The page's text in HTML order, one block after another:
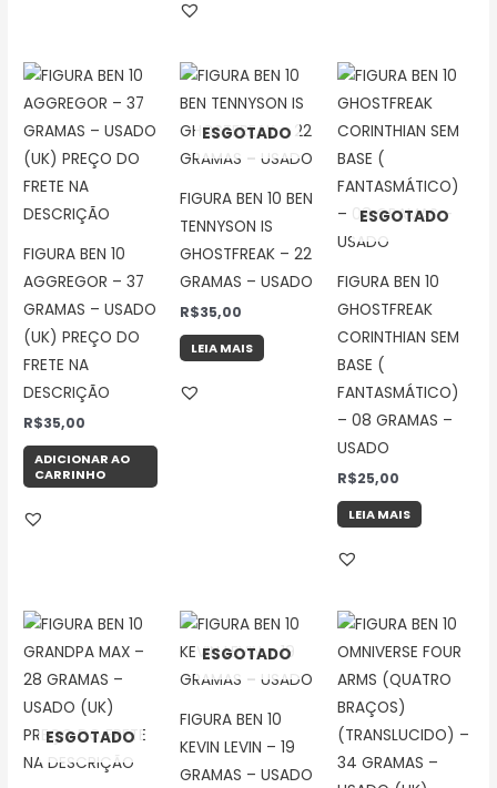
FIGURA BEN 10
AGGREGOR – 37
GRAMAS – USADO
(UK) PREÇO DO
FRETE NA
DESCRIÇÃO
R$35,00
ADICIONAR AO
CARRINHO
ESGOTADO
FIGURA BEN 10 BEN
TENNYSON IS
GHOSTFREAK – 22
GRAMAS – USADO
R$35,00
LEIA MAIS
ESGOTADO
FIGURA BEN 10
GHOSTFREAK
CORINTHIAN SEM
BASE (
FANTASMÁTICO)
– 08 GRAMAS –
USADO
R$25,00
LEIA MAIS
ESGOTADO
ESGOTADO
FIGURA BEN 10
KEVIN LEVIN – 19
GRAMAS – USADO